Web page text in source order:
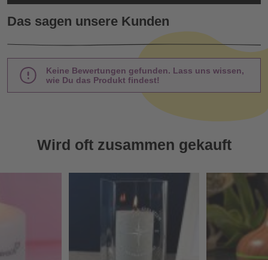
Das sagen unsere Kunden
Keine Bewertungen gefunden. Lass uns wissen,
wie Du das Produkt findest!
Wird oft zusammen gekauft